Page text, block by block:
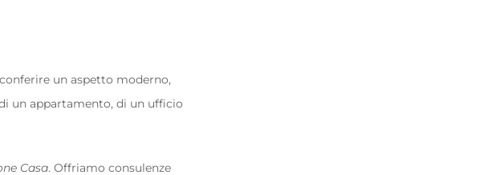
un aspetto moderno,
un appartamento, di un ufficio
Casa. Offriamo consulenze